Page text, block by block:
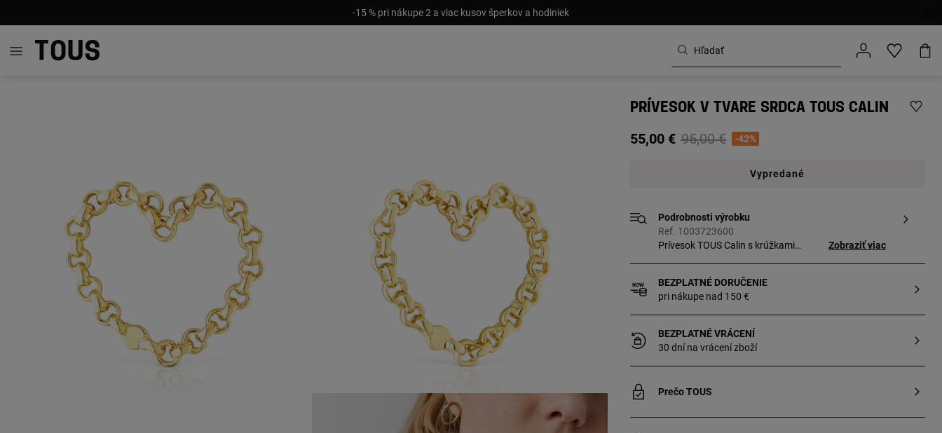
-15 % pri nákupe 2 a viac kusov šperkov a hodiniek
PRÍVESOK V TVARE SRDCA TOUS CALIN
55,00 € Price reduced from
95,00 €to-42%
Vypredané
Podrobnosti výrobku
Ref. 1003723600
Prívesok TOUS Calin s krúžkami
Zobraziť viac
BEZPLATNÉ DORUČENIE
pri nákupe nad 150 €
BEZPLATNÉ VRÁCENÍ
30 dní na vrácení zboží
Prečo TOUS